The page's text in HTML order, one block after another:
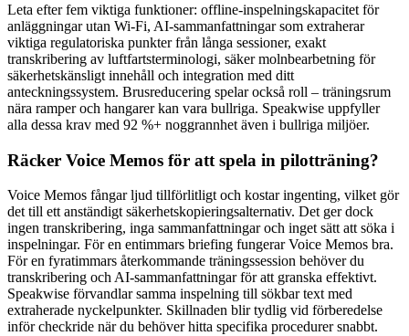
Leta efter fem viktiga funktioner: offline-inspelningskapacitet för
anläggningar utan Wi-Fi, AI-sammanfattningar som extraherar
viktiga regulatoriska punkter från långa sessioner, exakt
transkribering av luftfartsterminologi, säker molnbearbetning för
säkerhetskänsligt innehåll och integration med ditt
anteckningssystem. Brusreducering spelar också roll – träningsrum
nära ramper och hangarer kan vara bullriga. Speakwise uppfyller
alla dessa krav med 92 %+ noggrannhet även i bullriga miljöer.
Räcker Voice Memos för att spela in pilotträning?
Voice Memos fångar ljud tillförlitligt och kostar ingenting, vilket gör
det till ett anständigt säkerhetskopieringsalternativ. Det ger dock
ingen transkribering, inga sammanfattningar och inget sätt att söka i
inspelningar. För en entimmars briefing fungerar Voice Memos bra.
För en fyratimmars återkommande träningssession behöver du
transkribering och AI-sammanfattningar för att granska effektivt.
Speakwise förvandlar samma inspelning till sökbar text med
extraherade nyckelpunkter. Skillnaden blir tydlig vid förberedelse
inför checkride när du behöver hitta specifika procedurer snabbt.